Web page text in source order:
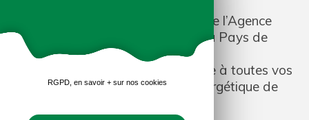
Un Conseiller Info Energie FAIRE de l’Agence
Locale de l’Energie et du Climat du Pays de
Saint- Brieuc répondra de manière
indépendante, objective et gratuite à toutes vos
questions liées à la rénovation énergétique de
RGPD, en savoir + sur nos cookies